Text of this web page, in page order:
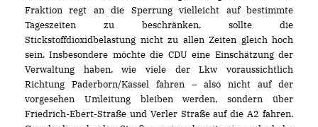
Fraktion regt an die Sperrung vielleicht auf bestimmte
Tageszeiten zu beschränken, sollte die
Stickstoffdioxidbelastung nicht zu allen Zeiten gleich hoch
sein. Insbesondere möchte die CDU eine Einschätzung der
Verwaltung haben, wie viele der Lkw voraussichtlich
Richtung Paderborn/Kassel fahren – also nicht auf der
vorgesehen Umleitung bleiben werden, sondern über
Friedrich-Ebert-Straße und Verler Straße auf die A2 fahren.